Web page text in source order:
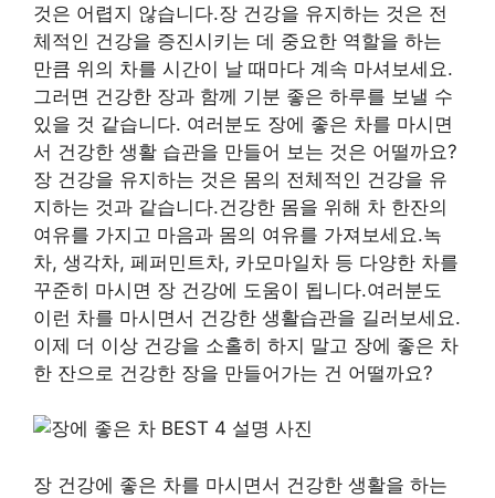
것은 어렵지 않습니다.장 건강을 유지하는 것은 전
체적인 건강을 증진시키는 데 중요한 역할을 하는
만큼 위의 차를 시간이 날 때마다 계속 마셔보세요.
그러면 건강한 장과 함께 기분 좋은 하루를 보낼 수
있을 것 같습니다. 여러분도 장에 좋은 차를 마시면
서 건강한 생활 습관을 만들어 보는 것은 어떨까요?
장 건강을 유지하는 것은 몸의 전체적인 건강을 유
지하는 것과 같습니다.건강한 몸을 위해 차 한잔의
여유를 가지고 마음과 몸의 여유를 가져보세요.녹
차, 생각차, 페퍼민트차, 카모마일차 등 다양한 차를
꾸준히 마시면 장 건강에 도움이 됩니다.여러분도
이런 차를 마시면서 건강한 생활습관을 길러보세요.
이제 더 이상 건강을 소홀히 하지 말고 장에 좋은 차
한 잔으로 건강한 장을 만들어가는 건 어떨까요?
장 건강에 좋은 차를 마시면서 건강한 생활을 하는